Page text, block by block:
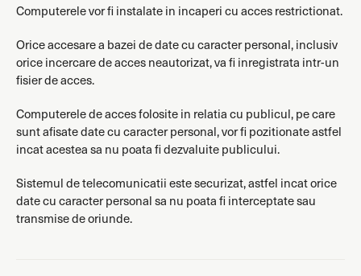
Computerele vor fi instalate in incaperi cu acces restrictionat.
Orice accesare a bazei de date cu caracter personal, inclusiv
orice incercare de acces neautorizat, va fi inregistrata intr-un
fisier de acces.
Computerele de acces folosite in relatia cu publicul, pe care
sunt afisate date cu caracter personal, vor fi pozitionate astfel
incat acestea sa nu poata fi dezvaluite publicului.
Sistemul de telecomunicatii este securizat, astfel incat orice
date cu caracter personal sa nu poata fi interceptate sau
transmise de oriunde.